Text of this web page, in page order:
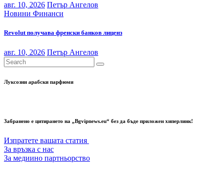
авг. 10, 2026 Петър Ангелов
Новини Финанси
Revolut получава френски банков лиценз
авг. 10, 2026 Петър Ангелов
Луксозни арабски парфюми
Забранено е цитирането на „Bgvipnews.eu“ без да бъде приложен хиперлинк!
Изпратете вашата статия
За връзка с нас
За медиино партньорство